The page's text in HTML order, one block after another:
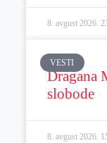
8. avgust 2026.
VESTI
Dragana
slobode
8. avgust 2026.